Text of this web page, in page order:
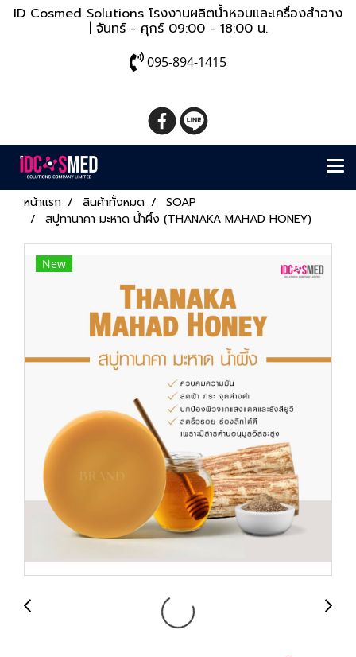
ID Cosmed Solutions โรงงานผลิตน้ำหอมและเครื่องสำอาง
| จันทร์ - ศุกร์ 09:00 - 18:00 น.
095-894-1415
หน้าแรก สินค้าทั้งหมด
SOAP
สบู่ทานาคา มะหาด น้ำผึ้ง (THANAKA MAHAD HONEY)
New